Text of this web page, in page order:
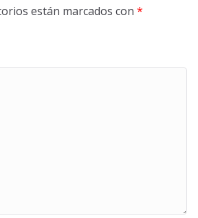
están marcados con *